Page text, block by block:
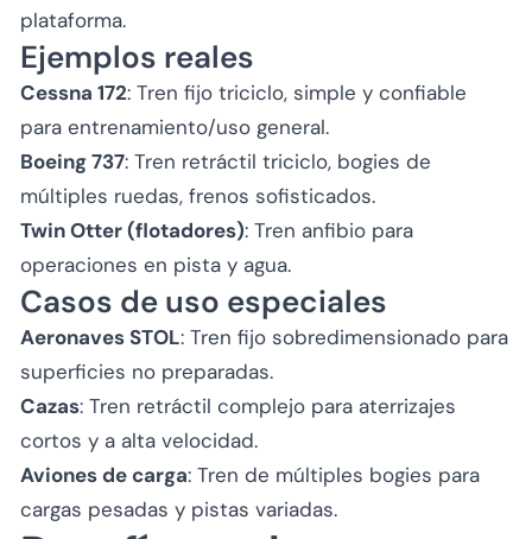
plataforma.
Ejemplos reales
Cessna 172: Tren fijo triciclo, simple y confiable
para entrenamiento/uso general.
Boeing 737: Tren retráctil triciclo, bogies de
múltiples ruedas, frenos sofisticados.
Twin Otter (flotadores): Tren anfibio para
operaciones en pista y agua.
Casos de uso especiales
Aeronaves STOL: Tren fijo sobredimensionado para
superficies no preparadas.
Cazas: Tren retráctil complejo para aterrizajes
cortos y a alta velocidad.
Aviones de carga: Tren de múltiples bogies para
cargas pesadas y pistas variadas.